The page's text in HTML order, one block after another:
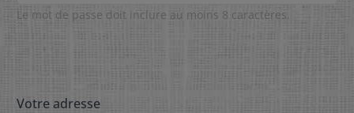
Le mot de passe doit inclure au moins 8 caractères.
Votre adresse